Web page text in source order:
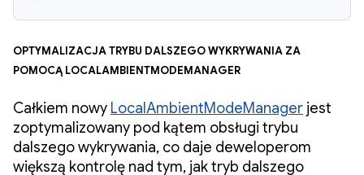
Optymalizacja trybu dalszego wykrywania za
pomocą LocalAmbientModeManager
Całkiem nowy LocalAmbientModeManager jest
zoptymalizowany pod kątem obsługi trybu
dalszego wykrywania, co daje deweloperom
większą kontrolę nad tym, jak tryb dalszego